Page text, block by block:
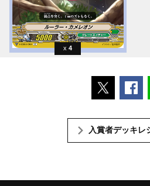
4
ポスト
入賞者デッキレ